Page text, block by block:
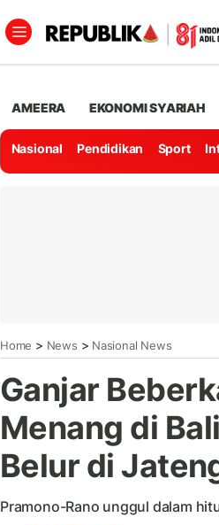
AMEERA EKONOMI SYARIAH
Nasional Pendidikan Sport
Home > News > Nasional News
Ganjar
Menang di
Belur di
Pramono-Rano unggul dalam